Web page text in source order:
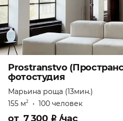
Prostranstvo
фотостудия
Марьина роща (13мин.)
155 м2 • 100 человек
от 7 300 ₽ /час